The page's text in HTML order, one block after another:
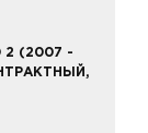
2 (2007 -